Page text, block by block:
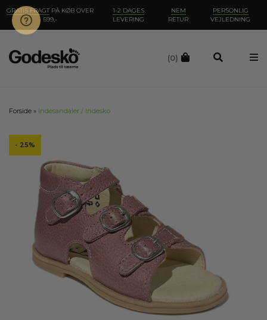
GRATIS FRAGT PÅ KØB OVER
599,-
1-2 DAGES
LEVERING
NEM
RETUR
PERSONLIG
VEJLEDNING
(0)
Forside » Indesandaler / Indesko
- 25%